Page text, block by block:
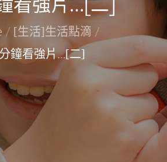
[生活]生活點滴
鐘看強片…[二]